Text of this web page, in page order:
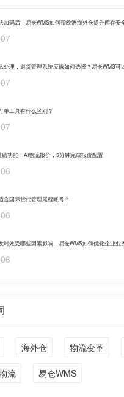
加码后，易仓WMS如何帮欧洲海外仓提升库存安
处理，退货管理系统应该如何选择？易仓WMS可
单工具有什么区别？
磅功能！AI物流报价，5分钟完成报价配置
合国际货代管理尾程账号？
时效受哪些因素影响，易仓WMS如何优化企业业
海外仓 物流变革
流 易仓WMS